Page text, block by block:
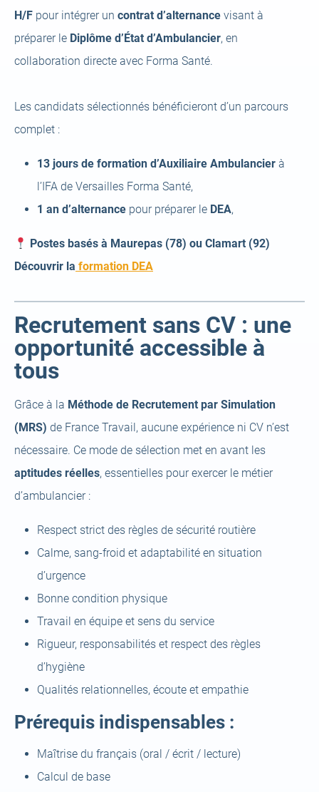
H/F pour intégrer un contrat d’alternance visant à
préparer le Diplôme d’État d’Ambulancier, en
collaboration directe avec Forma Santé.
Les candidats sélectionnés bénéficieront d’un parcours
complet :
13 jours de formation d’Auxiliaire Ambulancier à
l’IFA de Versailles Forma Santé,
1 an d’alternance pour préparer le DEA,
Postes basés à Maurepas (78) ou Clamart (92)
Découvrir la formation DEA(open
tab)
Recrutement sans CV : une
opportunité accessible à
tous
Grâce à la Méthode de Recrutement par Simulation
(MRS) de France Travail, aucune expérience ni CV n’est
nécessaire. Ce mode de sélection met en avant les
aptitudes réelles, essentielles pour exercer le métier
d’ambulancier :
Respect strict des règles de sécurité routière
Calme, sang‑froid et adaptabilité en situation
d’urgence
Bonne condition physique
Travail en équipe et sens du service
Rigueur, responsabilités et respect des règles
d’hygiène
Qualités relationnelles, écoute et empathie
Prérequis indispensables :
Maîtrise du français (oral / écrit / lecture)
Calcul de base